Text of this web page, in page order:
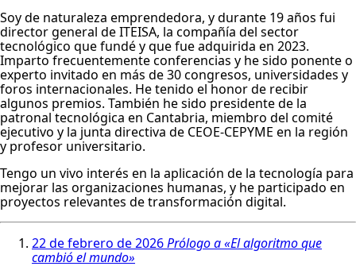
Soy de naturaleza emprendedora, y durante 19 años fui
director general deITEISA, la compañía del sector
tecnológico que fundé y que fue adquirida en 2023.
Imparto frecuentemente conferencias y he sido ponente o
experto invitado en más de 30 congresos, universidades y
foros internacionales. He tenido el honor de recibir
algunos premios. También he sido presidente de la
patronal tecnológica en Cantabria, miembro del comité
ejecutivo y la junta directiva de CEOE-CEPYME en la región
y profesor universitario.
Tengo un vivo interés en la aplicación de la tecnología para
mejorar las organizaciones humanas, y he participado en
proyectos relevantes de transformación digital.
22 de febrero de 2026Prólogo a «El algoritmo que
cambió el mundo»